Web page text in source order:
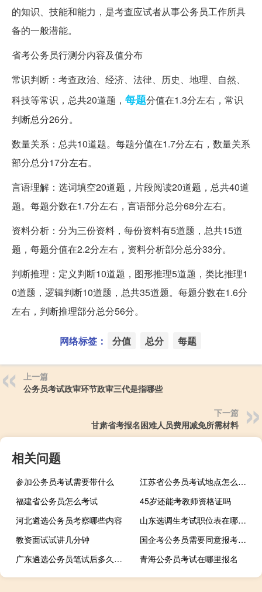
的知识、技能和能力，是考查应试者从事公务员工作所具
备的一般潜能。
省考公务员行测分内容及值分布
常识判断：考查政治、经济、法律、历史、地理、自然、
科技等常识，总共20道题， 每题分值在1.3分左右，常识
判断总分26分。
数量关系：总共10道题。每题分值在1.7分左右，数量关系
部分总分17分左右。
言语理解：选词填空20道题，片段阅读20道题，总共40道
题。每题分数在1.7分左右，言语部分总分68分左右。
资料分析：分为三份资料，每份资料有5道题，总共15道
题，每题分值在2.2分左右，资料分析部分总分33分。
判断推理：定义判断10道题，图形推理5道题，类比推理1
0道题，逻辑判断10道题，总共35道题。每题分数在1.6分
左右，判断推理部分总分56分。
网络标签： 分值 总分 每题
上一篇
公务员考试政审环节政审三代是指哪些
下一篇
甘肃省考报名困难人员费用减免所需材料
相关问题
参加公务员考试需要带什么
江苏省公务员考试地点怎么安排
福建省公务员怎么考试
45岁还能考教师资格证吗
河北遴选公务员考察哪些内容
山东选调生考试职位表在哪下载
教资面试试讲几分钟
国企考公务员需要同意报考证明吗
广东遴选公务员笔试后多久出成绩
青海公务员考试在哪里报名